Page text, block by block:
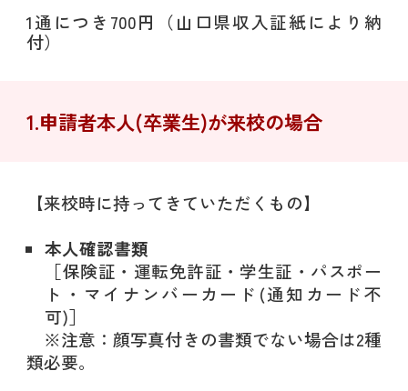
1通につき700円（山口県収入証紙により納
付）
1.申請者本人(卒業生)が来校の場合
【来校時に持ってきていただくもの】
本人確認書類
［保険証・運転免許証・学生証・パスポー
ト・マイナンバーカード(通知カード不
可)］
※注意：顔写真付きの書類でない場合は2種
類必要。